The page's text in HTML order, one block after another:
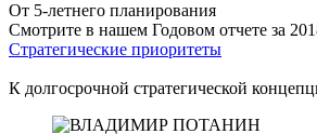
От 5-летнего планирования
Смотрите в нашем Годовом отчете за
Стратегические приоритеты
К долгосрочной стратегической